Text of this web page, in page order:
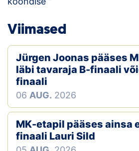
Kontakt
Galerii
Kaardid
Kalender
Koondised
Viimased
Jürgen Joonas pääses
läbi tavaraja B-finaali
finaali
06 AUG. 2026
MK-etapil pääses ainsa
finaali Lauri Sild